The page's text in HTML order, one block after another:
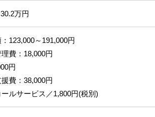
30.2万円
123,000～191,000円
費：18,000円
円
費：38,000円
ルサービス／1,800円(税別)